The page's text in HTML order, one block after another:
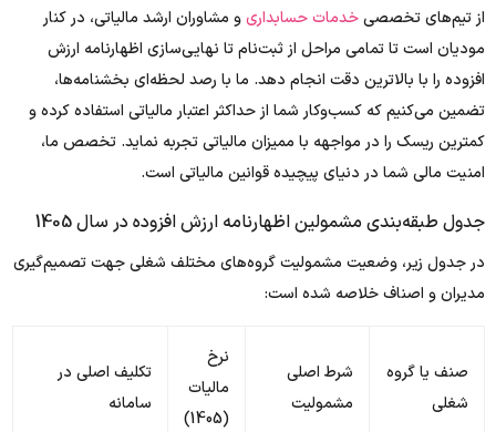
از تیم‌های تخصصیخدمات حسابداریو مشاوران ارشد مالیاتی، در کنار
مودیان است تا تمامی مراحل از ثبت‌نام تا نهایی‌سازی اظهارنامه ارزش
افزوده را با بالاترین دقت انجام دهد. ما با رصد لحظه‌ای بخشنامه‌ها،
تضمین می‌کنیم که کسب‌وکار شما از حداکثر اعتبار مالیاتی استفاده کرده و
کمترین ریسک را در مواجهه با ممیزان مالیاتی تجربه نماید. تخصص ما،
امنیت مالی شما در دنیای پیچیده قوانین مالیاتی است.
جدول طبقه‌بندی مشمولین اظهارنامه ارزش افزوده در سال 1405
در جدول زیر، وضعیت مشمولیت گروه‌های مختلف شغلی جهت تصمیم‌گیری
مدیران و اصناف خلاصه شده است:
صنف یا گروه
شغلی
شرط اصلی
مشمولیت
نرخ
مالیات
(1405)
تکلیف اصلی در
سامانه